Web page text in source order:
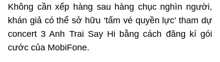
Sản phẩm
Dịch vụ
Đổi mới sáng tạo
Sản phẩm
Bưu chính
Không cần xếp hàng sau hàng chục nghìn người,
khán giả có thể sở hữu ‘tấm vé quyền lực’ tham dự
concert 3 Anh Trai Say Hi bằng cách đăng kí gói
cước của MobiFone.